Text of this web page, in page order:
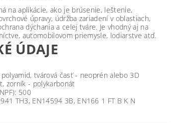
na aplikácie, ako je brúsenie, leštenie,
úpravy, údržba zariadení v oblastiach,
dýchania a celej tváre. Je vhodný aj na
automobilovom priemysle, lodiarstve atď.
ÚDAJE
tvárová časť - neoprén alebo 3D
zorník - polykarbonát
500
TH3, EN14594 3B, EN166 1 FT B K N